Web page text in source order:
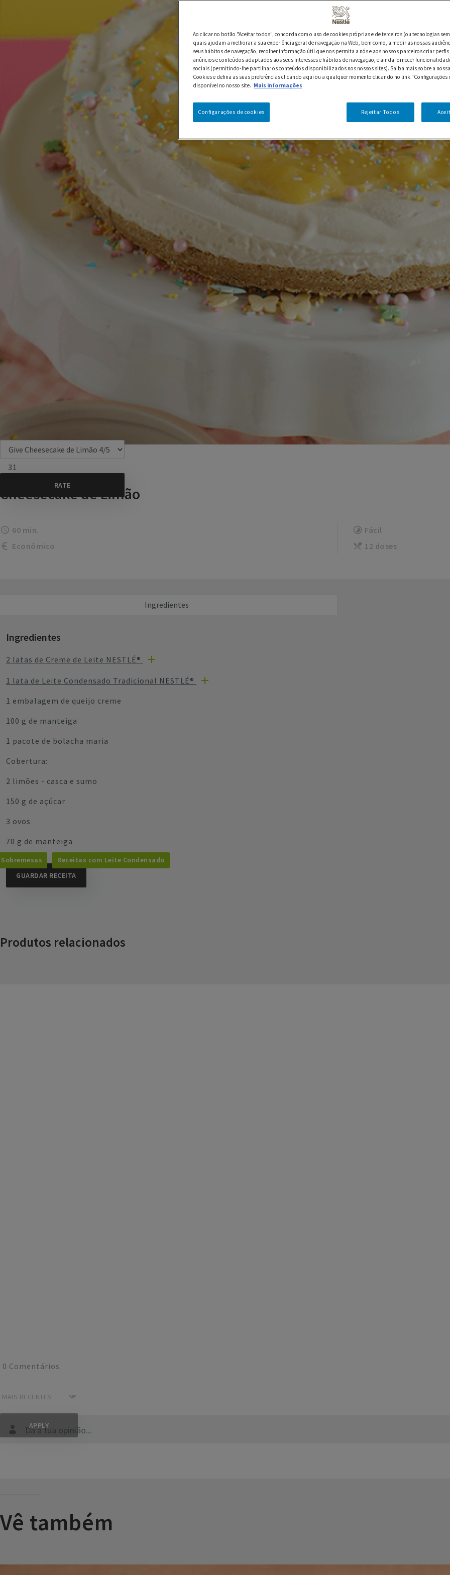
31
Cheesecake de Limão
60 min.
Fácil
Económico
12 doses
Ingredientes
Ingredientes
2 latas de Creme de Leite NESTLÉ®
1 lata de Leite Condensado Tradicional NESTLÉ®
1 embalagem de queijo creme
100 g de manteiga
1 pacote de bolacha maria
Cobertura:
2 limões - casca e sumo
150 g de açúcar
3 ovos
70 g de manteiga
GUARDAR RECEITA
Sobremesas Receitas com Leite Condensado
Produtos relacionados
Dá a tua opinião...
0 Comentários
Vê também
Ao clicar no botão "Aceitar todos", concorda com o uso de cookies próprias e de terceiros (ou tecnologias
quais ajudam a melhorar a sua experiência geral de navegação na Web, bem como, a medir as nossas
seus hábitos de navegação, recolher informação útil que nos permita a nós e aos nossos parceiros criar perfis
anúncios e conteúdos adaptados aos seus interesses e hábitos de navegação, e ainda fornecer
sociais (permitindo-lhe partilhar os conteúdos disponibilizados nos nossos sites). Saiba mais sobre a
Cookies e defina as suas preferências clicando aqui ou a qualquer momento clicando no link "Configurações
disponível no nosso site. Mais informações
Rejeitar Todos
Configurações de cookies